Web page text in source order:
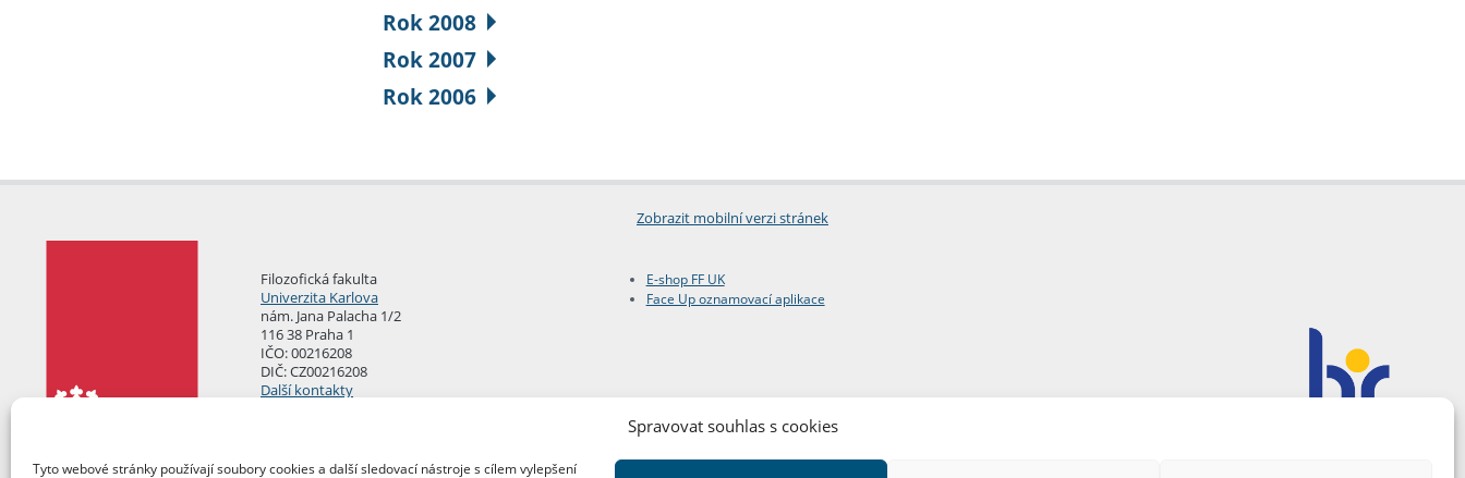
Spravovat souhlas s cookies
Tyto webové stránky používají soubory cookies a další sledovací nástroje s cílem vylepšení
Rok 2008
Rok 2007
Rok 2006
Zobrazit mobilní verzi stránek
Filozofická fakulta
Univerzita Karlova
nám. Jana Palacha 1/2
116 38 Praha 1
IČO: 00216208
DIČ: CZ00216208
Další kontakty
E-shop FF UK
Face Up oznamovací aplikace